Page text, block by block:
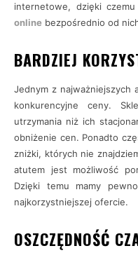
internetowe, dzięki
online bezpośrednio od
BARDZIEJ
Jednym z
konkurencyjne ceny.
utrzymania niż ich
obniżenie cen. Ponadto
zniżki, których nie
atutem jest możliwość
Dzięki temu mamy
najkorzystniejszej ofercie.
OSZCZĘDNOŚĆ